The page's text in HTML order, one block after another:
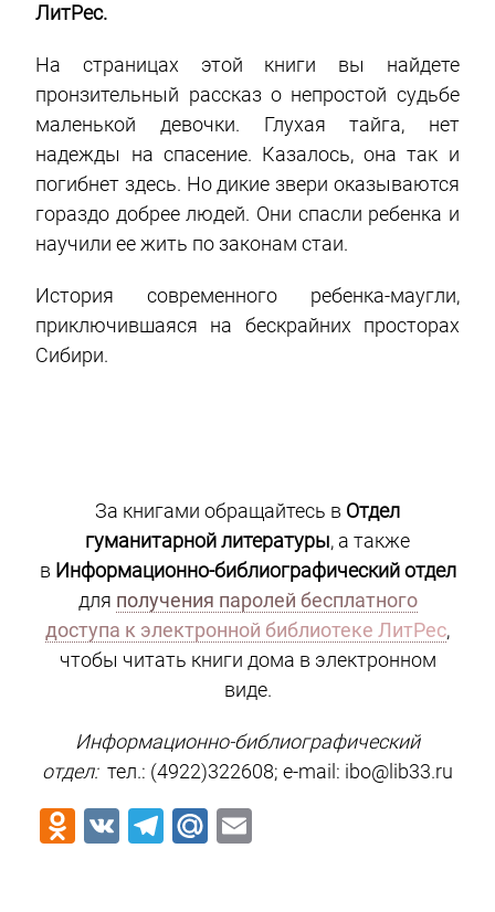
ЛитРес.
На страницах этой книги вы найдете
пронзительный рассказ о непростой судьбе
маленькой девочки. Глухая тайга, нет
надежды на спасение. Казалось, она так и
погибнет здесь. Но дикие звери оказываются
гораздо добрее людей. Они спасли ребенка и
научили ее жить по законам стаи.
История современного ребенка-маугли,
приключившаяся на бескрайних просторах
Сибири.
За книгами обращайтесь в Отдел
гуманитарной литературы, а также
в Информационно-библиографический отдел
для получения паролей бесплатного
доступа к электронной библиотеке ЛитРес,
чтобы читать книги дома в электронном
виде.
Информационно-библиографический
отдел: тел.: (4922)322608; e-mail: ibo@lib33.ru
Odnoklassniki
VK Telegram
Mail.Ru